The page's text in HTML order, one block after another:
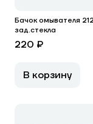
Бачок омывателя
зад.стекла
220 ₽
В корзину